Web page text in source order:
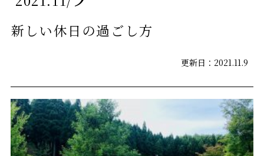
新しい休日の過ごし方
更新日：2021.11.9